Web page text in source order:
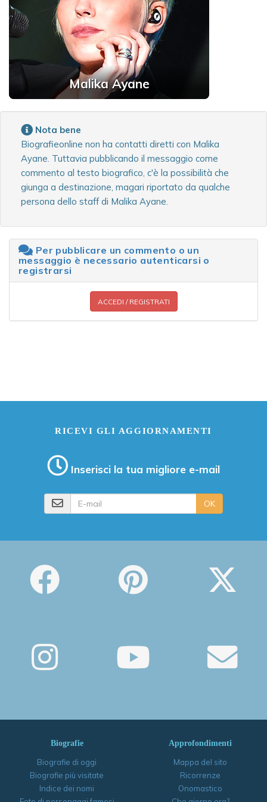
Malika Ayane
Nota bene
Biografieonline non ha contatti diretti con Malika
Ayane. Tuttavia pubblicando il messaggio come
commento al testo biografico, c'è la possibilità che
giunga a destinazione, magari riportato da qualche
persona dello staff di Malika Ayane.
Per pubblicare un commento o un
messaggio è necessario autenticarsi o
registrarsi
ACCEDI / REGISTRATI
RICEVI GLI AGGIORNAMENTI
Inserisci la tua migliore e-mail
OK
Biografie
Biografie di oggi
Biografie più visitate
Indice dei nomi
Approfondimenti
Mappa del sito
Ricorrenze
Onomastico